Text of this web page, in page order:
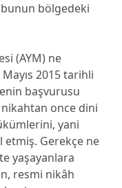
bunun bölgedeki
(AYM) ne
2015 tarihli
başvurusu
once dini
yani
etmiş. Gerekçe ne
yaşayanlara
resmi nikâh